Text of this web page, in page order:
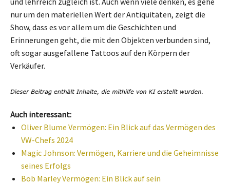
nur um den materiellen Wert der Antiquitäten, zeigt die
Show, dass es vor allem um die Geschichten und
Erinnerungen geht, die mit den Objekten verbunden sind,
oft sogar ausgefallene Tattoos auf den Körpern der
Verkäufer.
Auch interessant:
Oliver Blume Vermögen: Ein Blick auf das Vermögen des
VW-Chefs 2024
Magic Johnson: Vermögen, Karriere und die Geheimnisse
seines Erfolgs
Bob Marley Vermögen: Ein Blick auf sein